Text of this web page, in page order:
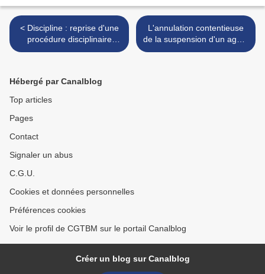
< Discipline : reprise d'une
procédure disciplinaire
après un décompte des
L'annulation contentieuse
de la suspension d'un agent
ne peut faire l'objet d'une
Hébergé par Canalblog
Top articles
Pages
Contact
Signaler un abus
C.G.U.
Cookies et données personnelles
Préférences cookies
Voir le profil de CGTBM sur le portail Canalblog
Créer un blog sur Canalblog